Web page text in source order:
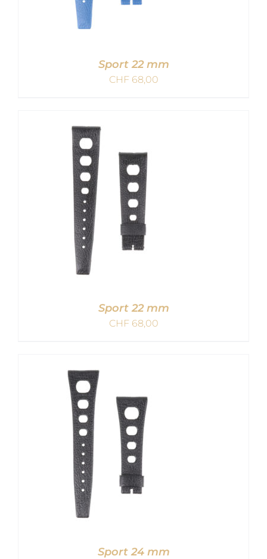
IN DEN WARENKORB
DETAILS
Sport 22 mm
CHF68,00
IN DEN WARENKORB
DETAILS
Sport 22 mm
CHF68,00
Sport 24 mm